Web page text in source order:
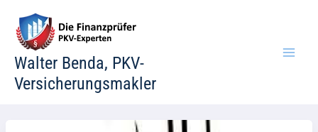
Inhalt
springen
Walter Benda, PKV-
Versicherungsmakler